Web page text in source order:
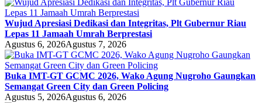
Wujud Apresiasi Dedikasi dan Integritas, Plt Gubernur Riau
Lepas 11 Jamaah Umrah Berprestasi
Agustus 6, 2026Agustus 7, 2026
Buka IMT-GT GCMC 2026, Wako Agung Nugroho Gaungkan
Semangat Green City dan Green Policing
Agustus 5, 2026Agustus 6, 2026